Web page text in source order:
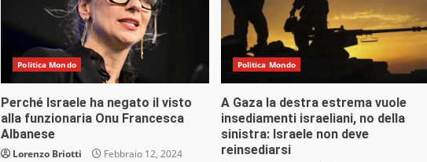
Politica Mondo
Perché Israele ha negato il visto
alla funzionaria Onu Francesca
Albanese
Lorenzo Briotti Febbraio 12, 2024
Politica Mondo
A Gaza la destra estrema vuole
insediamenti israeliani, no della
sinistra: Israele non deve
reinsediarsi